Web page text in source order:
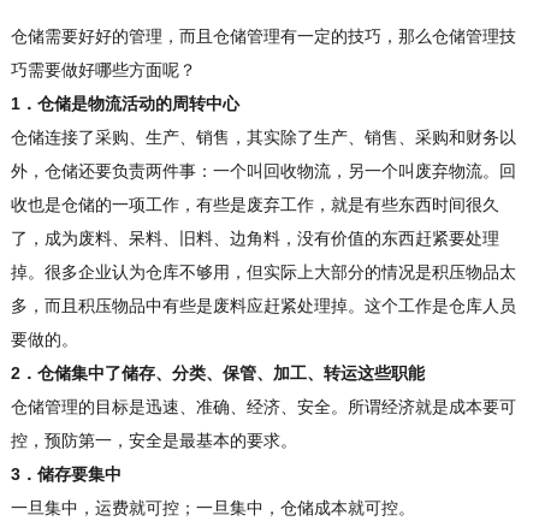
仓储需要好好的管理，而且仓储管理有一定的技巧，那么仓储管理技
巧需要做好哪些方面呢？
1．仓储是物流活动的周转中心
仓储连接了采购、生产、销售，其实除了生产、销售、采购和财务以
外，仓储还要负责两件事：一个叫回收物流，另一个叫废弃物流。回
收也是仓储的一项工作，有些是废弃工作，就是有些东西时间很久
了，成为废料、呆料、旧料、边角料，没有价值的东西赶紧要处理
掉。很多企业认为仓库不够用，但实际上大部分的情况是积压物品太
多，而且积压物品中有些是废料应赶紧处理掉。这个工作是仓库人员
要做的。
2．仓储集中了储存、分类、保管、加工、转运这些职能
仓储管理的目标是迅速、准确、经济、安全。所谓经济就是成本要可
控，预防第一，安全是最基本的要求。
3．储存要集中
一旦集中，运费就可控；一旦集中，仓储成本就可控。